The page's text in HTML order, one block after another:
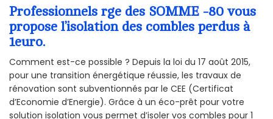
Professionnels rge des SOMME -80 vous
propose l’isolation des combles perdus à
1euro.
Comment est-ce possible ? Depuis la loi du 17 août 2015,
pour une transition énergétique réussie, les travaux de
rénovation sont subventionnés par le CEE (Certificat
d’Economie d’Energie). Grâce à un éco-prêt pour votre
solution isolation vous permet d’isoler vos combles pour 1